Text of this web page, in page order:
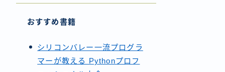
おすすめ書籍
シリコンバレー一流プログラ
マーが教える Pythonプロフ